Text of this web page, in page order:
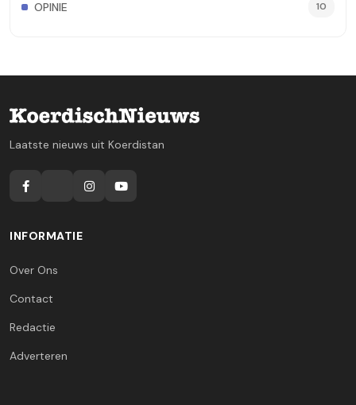
OPINIE 10
Laatste nieuws uit Koerdistan
INFORMATIE
Over Ons
Contact
Redactie
Adverteren